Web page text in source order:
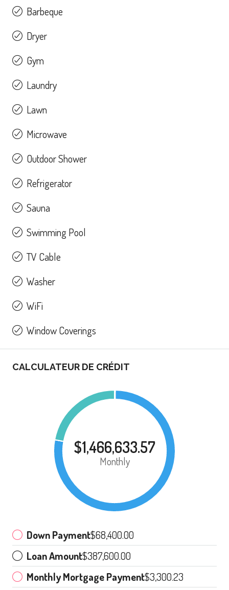
Barbeque
Dryer
Gym
Laundry
Lawn
Microwave
Outdoor Shower
Refrigerator
Sauna
Swimming Pool
TV Cable
Washer
WiFi
Window Coverings
CALCULATEUR DE CRÉDIT
$1,466,633.57
Monthly
Down Payment$68,400.00
Loan Amount$387,600.00
Monthly Mortgage Payment$3,300.23